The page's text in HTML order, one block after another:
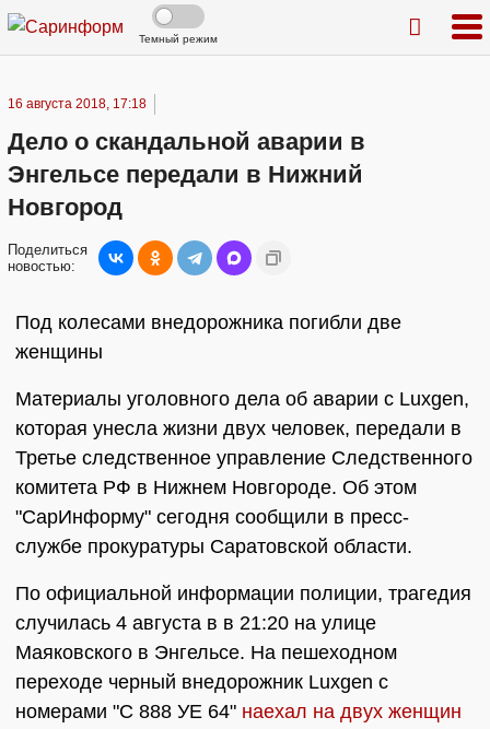
Темный режим
16 августа 2018, 17:18
Дело о скандальной аварии в
Энгельсе передали в Нижний
Новгород
Поделиться
новостью:
Под колесами внедорожника погибли две
женщины
Материалы уголовного дела об аварии с Luxgen,
которая унесла жизни двух человек, передали в
Третье следственное управление Следственного
комитета РФ в Нижнем Новгороде. Об этом
"СарИнформу" сегодня сообщили в пресс-
службе прокуратуры Саратовской области.
По официальной информации полиции, трагедия
случилась 4 августа в в 21:20 на улице
Маяковского в Энгельсе. На пешеходном
переходе черный внедорожник Luxgen с
номерами "С 888 УЕ 64" наехал на двух женщин